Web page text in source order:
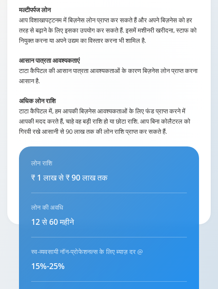
मल्टीपर्पज लोन
आप विशाखापट्टनम में बिज़नेस लोन प्राप्त कर सकते हैं और अपने बिज़नेस को हर
तरह से बढ़ाने के लिए इसका उपयोग कर सकते हैं. इसमें मशीनरी खरीदना, स्टाफ को
नियुक्त करना या अपने उद्यम का विस्तार करना भी शामिल है.
आसान पात्रता आवश्यकताएं
टाटा कैपिटल की आसान पात्रता आवश्यकताओं के कारण बिज़नेस लोन प्राप्त करना
आसान है.
अधिक लोन राशि
टाटा कैपिटल में, हम आपकी बिज़नेस आवश्यकताओं के लिए फंड प्राप्त करने में
आपकी मदद करते हैं, चाहे वह बड़ी राशि हो या छोटा राशि. आप बिना कोलैटरल को
गिरवी रखे आसानी से 90 लाख तक की लोन राशि प्राप्त कर सकते हैं.
लोन राशि
₹ 1 लाख से ₹ 90 लाख तक
लोन की अवधि
12 से 60 महीने
स्व-व्यवसायी नॉन-प्रोफेशनल्स के लिए ब्याज़ दर @
15%-25%